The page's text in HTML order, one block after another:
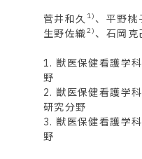
菅井和久 1) 、平野桃
生野佐織2) 、石岡克
1. 獣医保健看護学
野
2. 獣医保健看護学
研究分野
3. 獣医保健看護学
野